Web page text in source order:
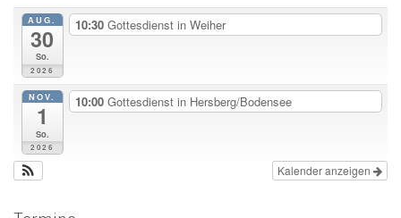
AUG.
30
So.
2026
10:30 Gottesdienst in Weiher
NOV.
1
So.
2026
10:00 Gottesdienst in Hersberg/Bodensee
Kalender anzeigen